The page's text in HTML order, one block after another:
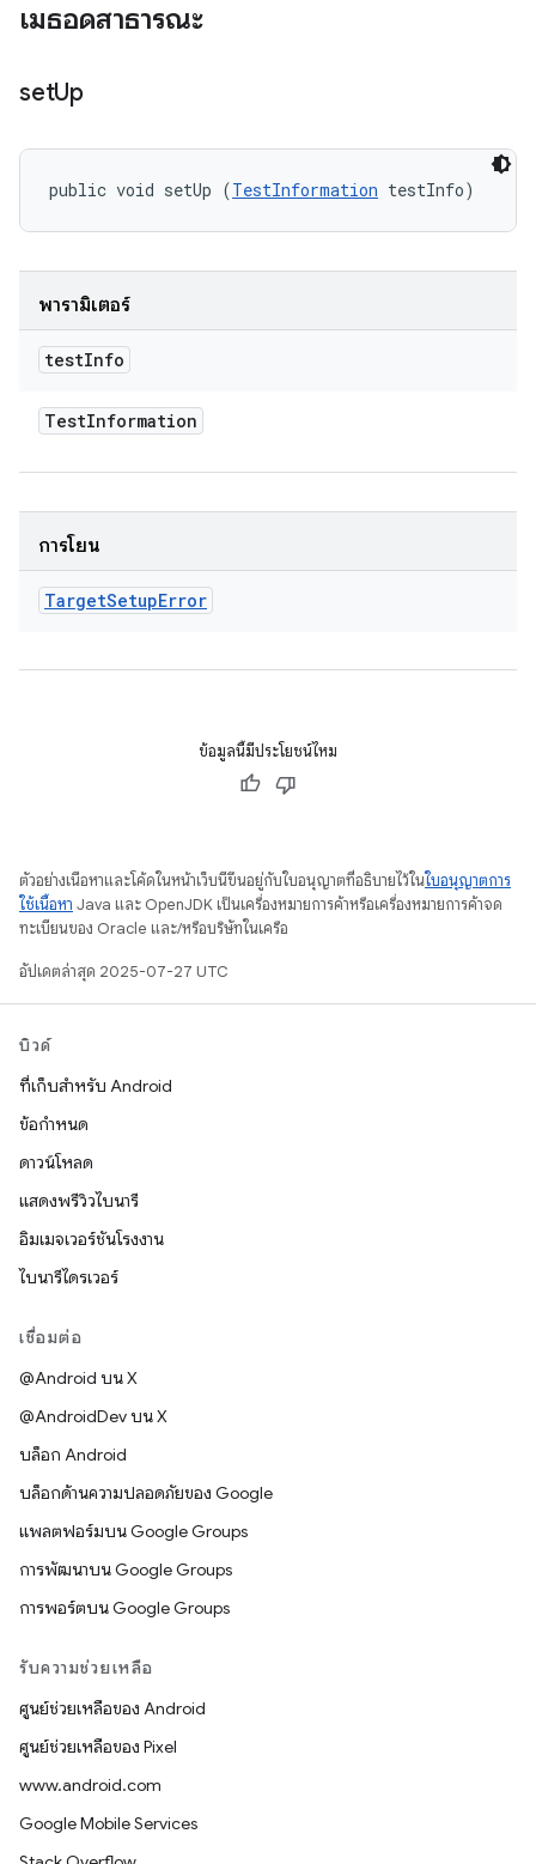
เมธอดสาธารณะ
setUp
public void setUp (TestInformation testInfo)
พารามิเตอร์
testInfo
TestInformation
การโยน
TargetSetupError
ข้อมูลนี้มีประโยชน์ไหม
ตัวอย่างเนื้อหาและโค้ดในหน้าเว็บนี้ขึ้นอยู่กับใบอนุญาตที่อธิบายไว้ในใบอนุญาตการ
ใช้เนื้อหา Java และ OpenJDK เป็นเครื่องหมายการค้าหรือเครื่องหมายการค้าจด
ทะเบียนของ Oracle และ/หรือบริษัทในเครือ
อัปเดตล่าสุด 2025-07-27 UTC
บิวด์
ที่เก็บสำหรับ Android
ข้อกำหนด
ดาวน์โหลด
แสดงพรีวิวไบนารี
อิมเมจเวอร์ชันโรงงาน
ไบนารีไดรเวอร์
เชื่อมต่อ
@Android บน X
@AndroidDev บน X
บล็อก Android
บล็อกด้านความปลอดภัยของ Google
แพลตฟอร์มบน Google Groups
การพัฒนาบน Google Groups
การพอร์ตบน Google Groups
รับความช่วยเหลือ
ศูนย์ช่วยเหลือของ Android
ศูนย์ช่วยเหลือของ Pixel
www.android.com
Google Mobile Services